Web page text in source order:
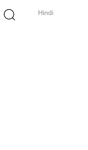
Hindi